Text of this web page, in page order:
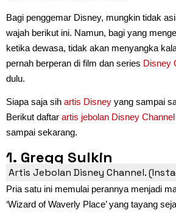
Bagi penggemar Disney, mungkin tidak
wajah berikut ini. Namun, bagi yang
ketika dewasa, tidak akan menyangka
pernah berperan di film dan series Disney
dulu.
Siapa saja sih artis Disney yang sampai
Berikut daftar artis jebolan Disney Channel
sampai sekarang.
1. Gregg Sulkin
Artis Jebolan Disney Channel.
Pria satu ini memulai perannya menjadi
‘Wizard of Waverly Place’ yang tayang